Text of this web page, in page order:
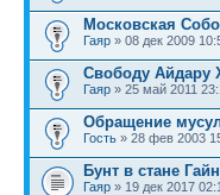
Московская
Гаяр » 08 дек 2009
Свободу Айдару
Гаяр » 25 май 2011
Обращение
Гость » 28 фев 2003
Бунт в стане
Гаяр » 19 дек 2017